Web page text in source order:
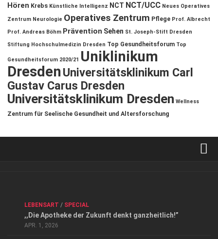
Hören Krebs Künstliche Intelligenz NCT NCT/UCC Neues Operatives
Zentrum Neurologie Operatives Zentrum Pflege Prof. Albrecht
Prof. Andreas Böhm Prävention Sehen St. Joseph-Stift Dresden
Stiftung Hochschulmedizin Dresden Top Gesundheitsforum Top
Gesundheitsforum 2020/21 Uniklinikum
DresdenUniversitätsklinikum Carl
Gustav Carus Dresden
Universitätsklinikum Dresden Wellness
Zentrum für Seelische Gesundheit und Altersforschung
Datenschutzerklärung
Top Magazin Dresden / Ostsachsen
LEBENSART / SPECIAL
,,Die Apotheke der Zukunft denkt ganzheitlich!”
APR. 1, 2026